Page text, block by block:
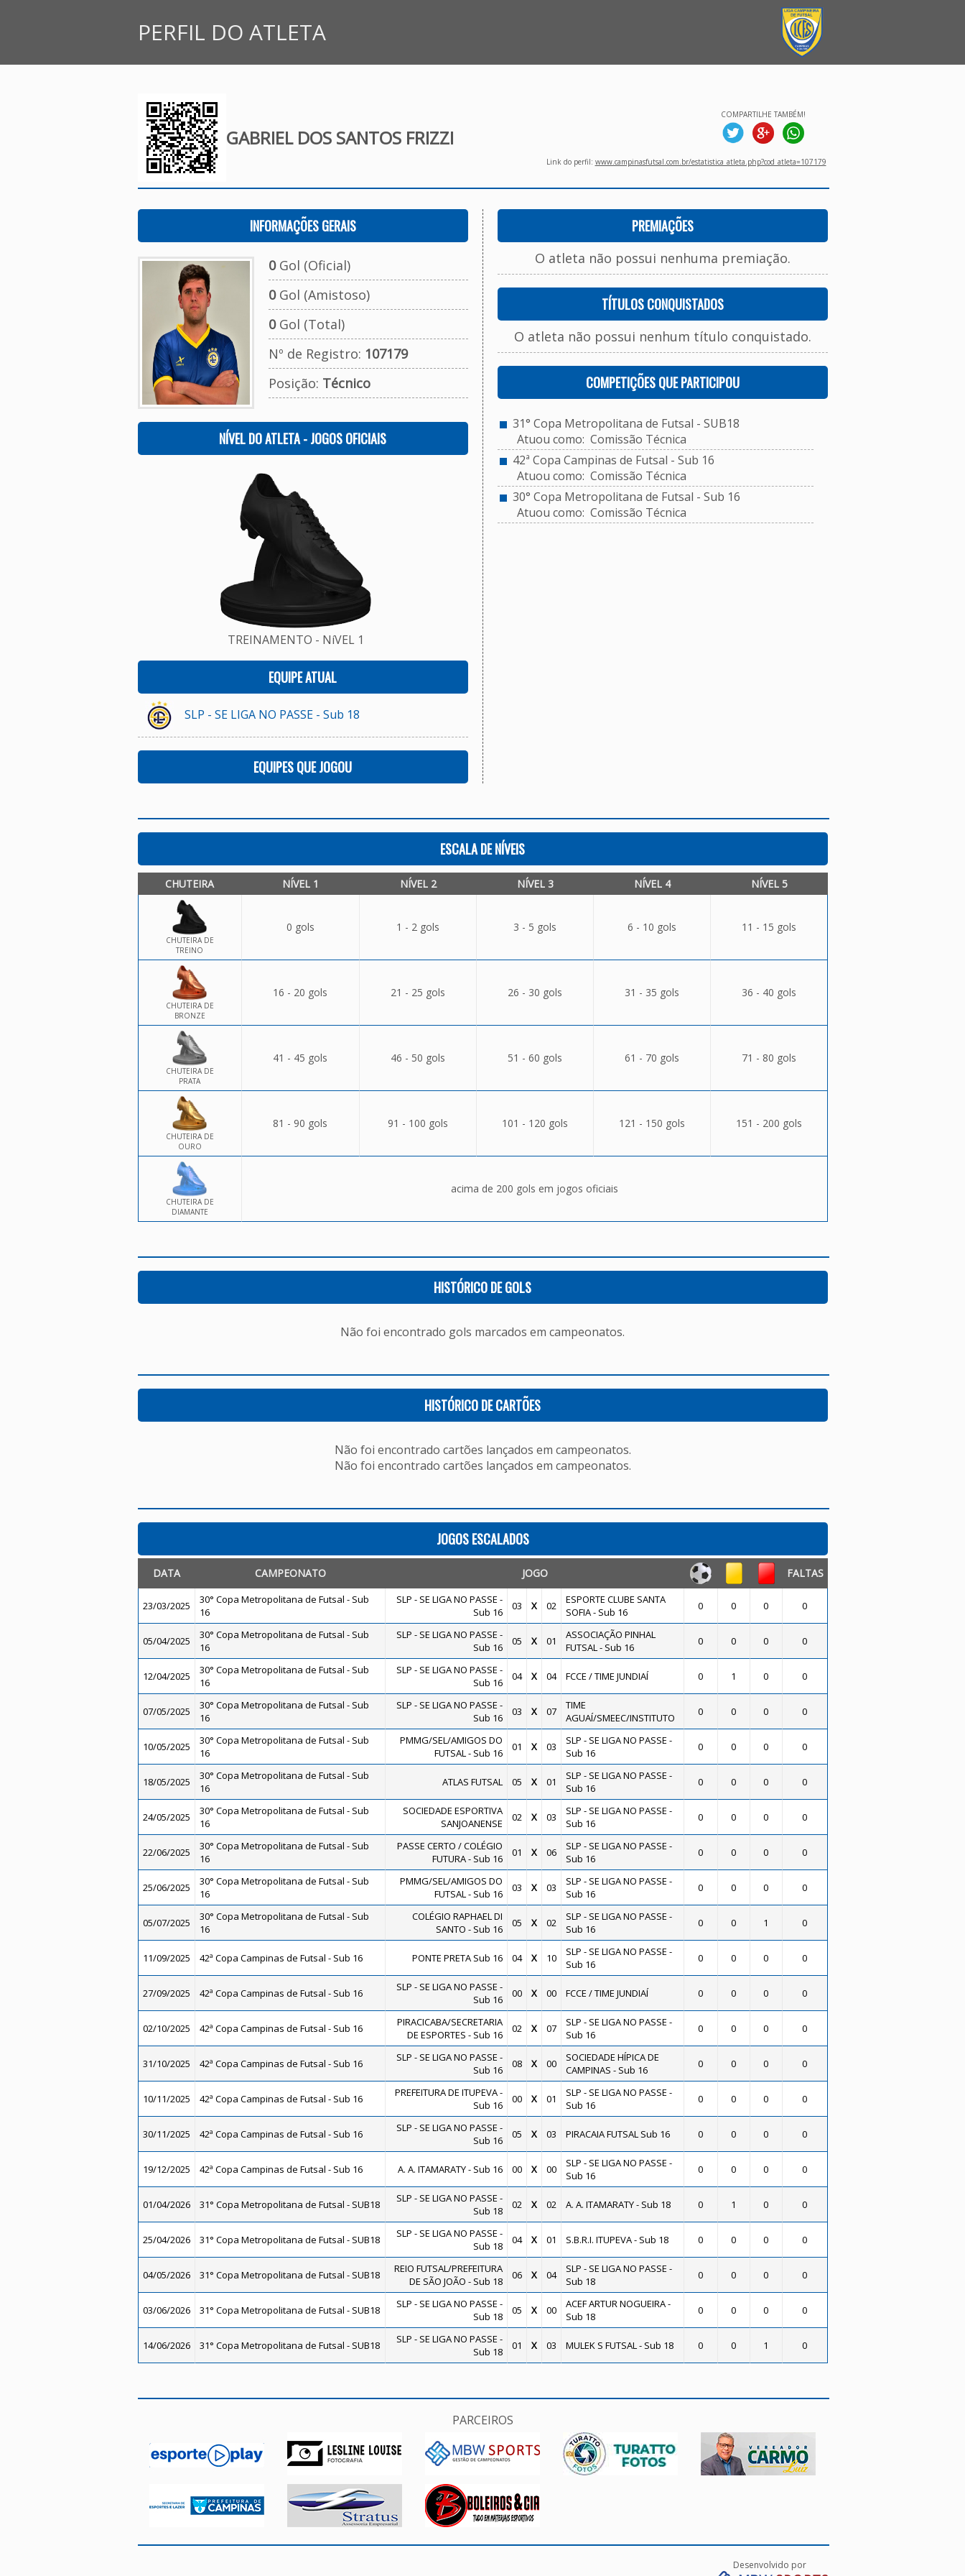
PERFIL DO ATLETA
GABRIEL DOS SANTOS FRIZZI
COMPARTILHE TAMBÉM!
Link do perfil: www.campinasfutsal.com.br/estatistica_atleta.php?cod_atleta=107179
INFORMAÇÕES GERAIS
0Gol (Oficial)
0Gol (Amistoso)
0Gol (Total)
Nº de Registro: 107179
Posição: Técnico
NÍVEL DO ATLETA - JOGOS OFICIAIS
TREINAMENTO - NíVEL 1
EQUIPE ATUAL
SLP - SE LIGA NO PASSE - Sub 18
EQUIPES QUE JOGOU
PREMIAÇÕES
O atleta não possui nenhuma premiação.
TÍTULOS CONQUISTADOS
O atleta não possui nenhum título conquistado.
COMPETIÇÕES QUE PARTICIPOU
31° Copa Metropolitana de Futsal - SUB18
Atuou como: Comissão Técnica
42ª Copa Campinas de Futsal - Sub 16
Atuou como: Comissão Técnica
30° Copa Metropolitana de Futsal - Sub 16
Atuou como: Comissão Técnica
ESCALA DE NÍVEIS
CHUTEIRA NÍVEL 1 NÍVEL 2 NÍVEL 3 NÍVEL 4 NÍVEL 5
CHUTEIRA DE
TREINO
0 gols 1 - 2 gols 3 - 5 gols 6 - 10 gols 11 - 15 gols
CHUTEIRA DE
BRONZE
16 - 20 gols 21 - 25 gols 26 - 30 gols 31 - 35 gols 36 - 40 gols
CHUTEIRA DE
PRATA
41 - 45 gols 46 - 50 gols 51 - 60 gols 61 - 70 gols 71 - 80 gols
CHUTEIRA DE
OURO
81 - 90 gols 91 - 100 gols 101 - 120 gols 121 - 150 gols 151 - 200 gols
CHUTEIRA DE
DIAMANTE
acima de 200 gols em jogos oficiais
HISTÓRICO DE GOLS
Não foi encontrado gols marcados em campeonatos.
HISTÓRICO DE CARTÕES
Não foi encontrado cartões lançados em campeonatos.
Não foi encontrado cartões lançados em campeonatos.
JOGOS ESCALADOS
DATA CAMPEONATO JOGO FALTAS
23/03/2025
30° Copa Metropolitana de Futsal - Sub
16
SLP - SE LIGA NO PASSE -
Sub 16
03 X 02
ESPORTE CLUBE SANTA
SOFIA - Sub 16
0 0 0 0
05/04/2025
30° Copa Metropolitana de Futsal - Sub
16
SLP - SE LIGA NO PASSE -
Sub 16
05 X 01
ASSOCIAÇÃO PINHAL
FUTSAL - Sub 16
0 0 0 0
12/04/2025
30° Copa Metropolitana de Futsal - Sub
16
SLP - SE LIGA NO PASSE -
Sub 16
04 X 04 FCCE / TIME JUNDIAÍ 0 1 0 0
07/05/2025
30° Copa Metropolitana de Futsal - Sub
16
SLP - SE LIGA NO PASSE -
Sub 16
03 X 07
TIME
AGUAÍ/SMEEC/INSTITUTO
0 0 0 0
10/05/2025
30° Copa Metropolitana de Futsal - Sub
16
PMMG/SEL/AMIGOS DO
FUTSAL - Sub 16
01 X 03
SLP - SE LIGA NO PASSE -
Sub 16
0 0 0 0
18/05/2025
30° Copa Metropolitana de Futsal - Sub
16
ATLAS FUTSAL 05 X 01
SLP - SE LIGA NO PASSE -
Sub 16
0 0 0 0
24/05/2025
30° Copa Metropolitana de Futsal - Sub
16
SOCIEDADE ESPORTIVA
SANJOANENSE
02 X 03
SLP - SE LIGA NO PASSE -
Sub 16
0 0 0 0
22/06/2025
30° Copa Metropolitana de Futsal - Sub
16
PASSE CERTO / COLÉGIO
FUTURA - Sub 16
01 X 06
SLP - SE LIGA NO PASSE -
Sub 16
0 0 0 0
25/06/2025
30° Copa Metropolitana de Futsal - Sub
16
PMMG/SEL/AMIGOS DO
FUTSAL - Sub 16
03 X 03
SLP - SE LIGA NO PASSE -
Sub 16
0 0 0 0
05/07/2025
30° Copa Metropolitana de Futsal - Sub
16
COLÉGIO RAPHAEL DI
SANTO - Sub 16
05 X 02
SLP - SE LIGA NO PASSE -
Sub 16
0 0 1 0
11/09/2025 42ª Copa Campinas de Futsal - Sub 16 PONTE PRETA Sub 16 04 X 10
SLP - SE LIGA NO PASSE -
Sub 16
0 0 0 0
27/09/2025 42ª Copa Campinas de Futsal - Sub 16
SLP - SE LIGA NO PASSE -
Sub 16
00 X 00 FCCE / TIME JUNDIAÍ 0 0 0 0
02/10/2025 42ª Copa Campinas de Futsal - Sub 16
PIRACICABA/SECRETARIA
DE ESPORTES - Sub 16
02 X 07
SLP - SE LIGA NO PASSE -
Sub 16
0 0 0 0
31/10/2025 42ª Copa Campinas de Futsal - Sub 16
SLP - SE LIGA NO PASSE -
Sub 16
08 X 00
SOCIEDADE HÍPICA DE
CAMPINAS - Sub 16
0 0 0 0
10/11/2025 42ª Copa Campinas de Futsal - Sub 16
PREFEITURA DE ITUPEVA -
Sub 16
00 X 01
SLP - SE LIGA NO PASSE -
Sub 16
0 0 0 0
30/11/2025 42ª Copa Campinas de Futsal - Sub 16
SLP - SE LIGA NO PASSE -
Sub 16
05 X 03 PIRACAIA FUTSAL Sub 16 0 0 0 0
19/12/2025 42ª Copa Campinas de Futsal - Sub 16 A. A. ITAMARATY - Sub 16 00 X 00
SLP - SE LIGA NO PASSE -
Sub 16
0 0 0 0
01/04/2026 31° Copa Metropolitana de Futsal - SUB18
SLP - SE LIGA NO PASSE -
Sub 18
02 X 02 A. A. ITAMARATY - Sub 18 0 1 0 0
25/04/2026 31° Copa Metropolitana de Futsal - SUB18
SLP - SE LIGA NO PASSE -
Sub 18
04 X 01 S.B.R.I. ITUPEVA - Sub 18 0 0 0 0
04/05/2026 31° Copa Metropolitana de Futsal - SUB18
REIO FUTSAL/PREFEITURA
DE SÃO JOÃO - Sub 18
06 X 04
SLP - SE LIGA NO PASSE -
Sub 18
0 0 0 0
03/06/2026 31° Copa Metropolitana de Futsal - SUB18
SLP - SE LIGA NO PASSE -
Sub 18
05 X 00
ACEF ARTUR NOGUEIRA -
Sub 18
0 0 0 0
14/06/2026 31° Copa Metropolitana de Futsal - SUB18
SLP - SE LIGA NO PASSE -
Sub 18
01 X 03 MULEK S FUTSAL - Sub 18 0 0 1 0
PARCEIROS
Desenvolvido por